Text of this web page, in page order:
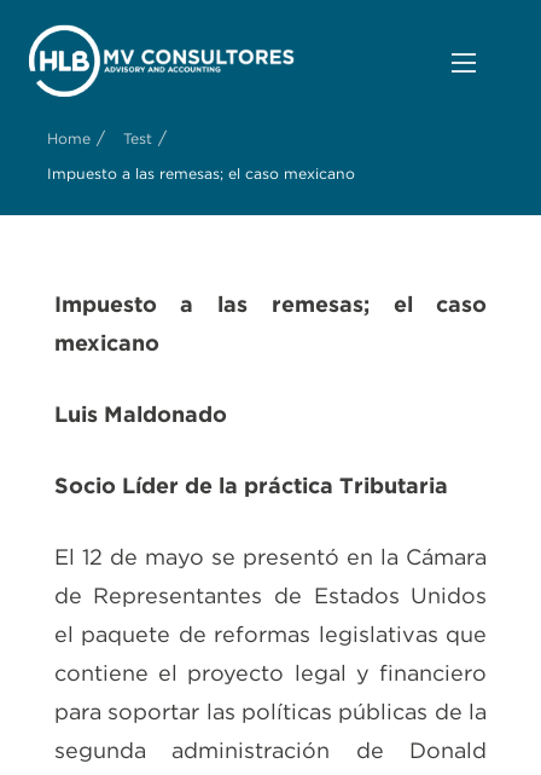
Home / Test /
Impuesto a las remesas; el caso mexicano
Impuesto a las remesas; el caso
mexicano
Luis Maldonado
Socio Líder de la práctica Tributaria
El 12 de mayo se presentó en la Cámara
de Representantes de Estados Unidos
el paquete de reformas legislativas que
contiene el proyecto legal y financiero
para soportar las políticas públicas de la
segunda administración de Donald